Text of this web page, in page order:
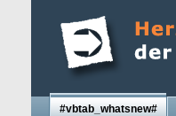
#vbtab_whatsnew#